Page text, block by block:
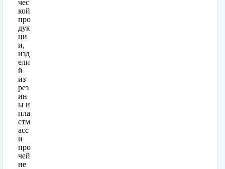
чес
кой
про
дук
ци
и,
изд
ели
й
из
рез
ин
ы и
пла
стм
асс
и
про
чей
не